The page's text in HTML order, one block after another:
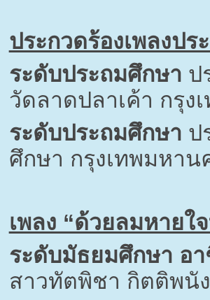
ประกวดร้องเพลงป
ระดับประถมศึกษา ป
วัดลาดปลาเค้า กรุง
ระดับประถมศึกษา ป
ศึกษา กรุงเทพมหาน
เพลง “ด้วยลมหายใ
ระดับมัธยมศึกษา อ
สาวทัตพิชา กิตติพนั